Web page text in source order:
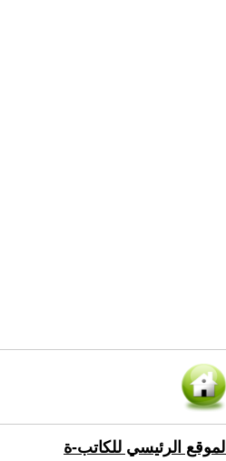
الموقع الرئيسي للكاتب-ة